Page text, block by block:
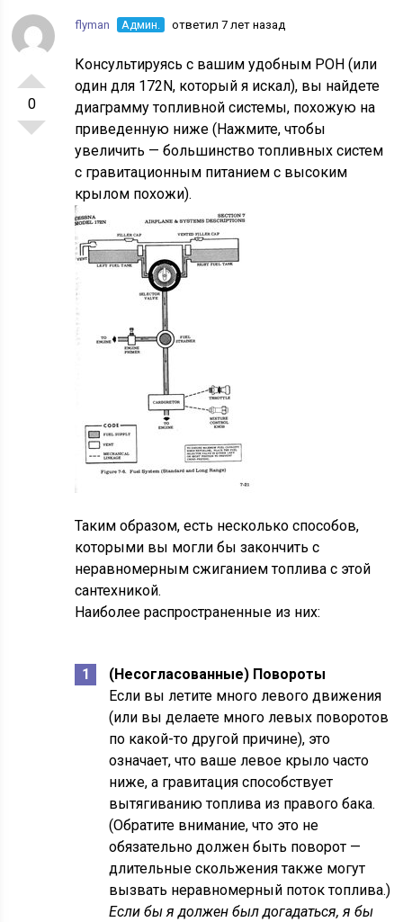
0
flyman Админ. ответил 7 лет назад
Консультируясь с вашим удобным POH (или
один для 172N, который я искал), вы найдете
диаграмму топливной системы, похожую на
приведенную ниже (Нажмите, чтобы
увеличить — большинство топливных систем
с гравитационным питанием с высоким
крылом похожи).
Таким образом, есть несколько способов,
которыми вы могли бы закончить с
неравномерным сжиганием топлива с этой
сантехникой.
Наиболее распространенные из них:
(Несогласованные) Повороты
Если вы летите много левого движения
(или вы делаете много левых поворотов
по какой-то другой причине), это
означает, что ваше левое крыло часто
ниже, а гравитация способствует
вытягиванию топлива из правого бака.
(Обратите внимание, что это не
обязательно должен быть поворот —
длительные скольжения также могут
вызвать неравномерный поток топлива.)
Если бы я должен был догадаться, я бы